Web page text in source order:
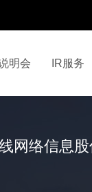
百家号
明会 IR服务
网络信息股